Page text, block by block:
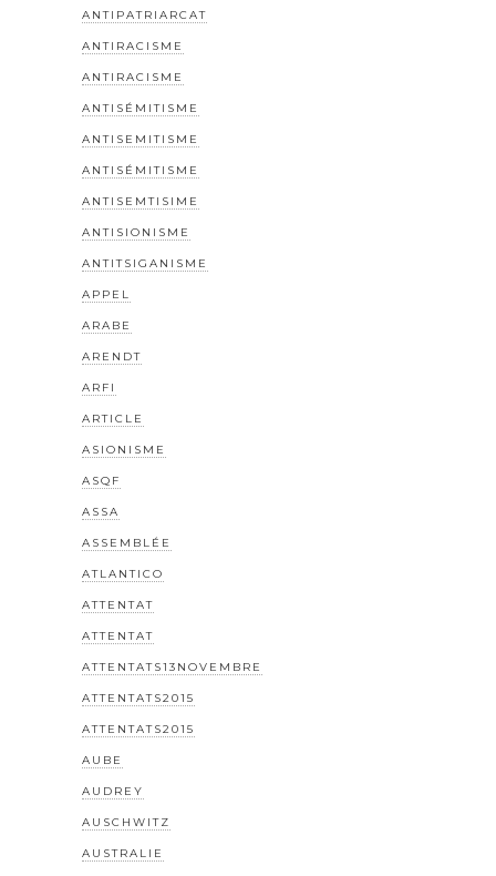
ANTIPATRIARCAT
ANTIRACISME
ANTIRACISME
ANTISÉMITISME
ANTISEMITISME
ANTISÉMITISME
ANTISEMTISIME
ANTISIONISME
ANTITSIGANISME
APPEL
ARABE
ARENDT
ARFI
ARTICLE
ASIONISME
ASQF
ASSA
ASSEMBLÉE
ATLANTICO
ATTENTAT
ATTENTAT
ATTENTATS13NOVEMBRE
ATTENTATS2015
ATTENTATS2015
AUBE
AUDREY
AUSCHWITZ
AUSTRALIE